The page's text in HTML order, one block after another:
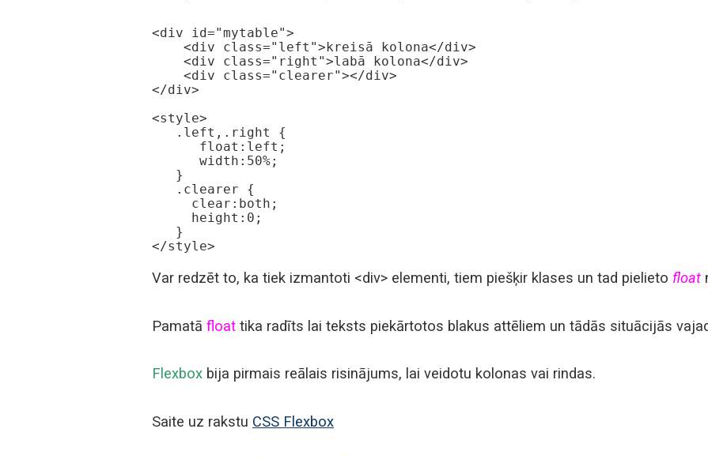
<div id="mytable">
</div>
<style>
</style>
Var redzēt to, ka tiek izmantoti <div> elementi, tiem piešķir klases un tad pielieto float
Pamatā float tika radīts lai teksts piekārtotos blakus attēliem un tādās situācijās
Flexbox bija pirmais reālais risinājums, lai veidotu kolonas vai rindas.
Saite uz rakstu CSS Flexbox